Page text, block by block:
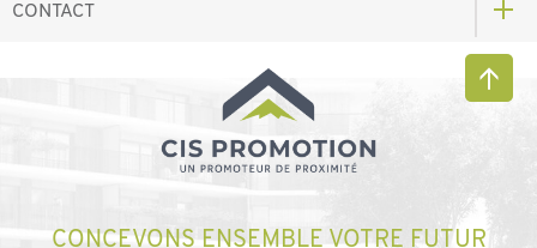
CONTACT
CONCEVONS ENSEMBLE VOTRE FUTUR